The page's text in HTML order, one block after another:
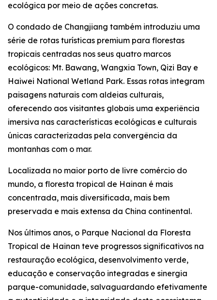
ecológica por meio de ações concretas.
O condado de Changjiang também introduziu uma
série de rotas turísticas premium para florestas
tropicais centradas nos seus quatro marcos
ecológicos: Mt. Bawang, Wangxia Town, Qizi Bay e
Haiwei National Wetland Park. Essas rotas integram
paisagens naturais com aldeias culturais,
oferecendo aos visitantes globais uma experiência
imersiva nas características ecológicas e culturais
únicas caracterizadas pela convergência da
montanhas com o mar.
Localizada no maior porto de livre comércio do
mundo, a floresta tropical de Hainan é mais
concentrada, mais diversificada, mais bem
preservada e mais extensa da China continental.
Nos últimos anos, o Parque Nacional da Floresta
Tropical de Hainan teve progressos significativos na
restauração ecológica, desenvolvimento verde,
educação e conservação integradas e sinergia
parque-comunidade, salvaguardando efetivamente